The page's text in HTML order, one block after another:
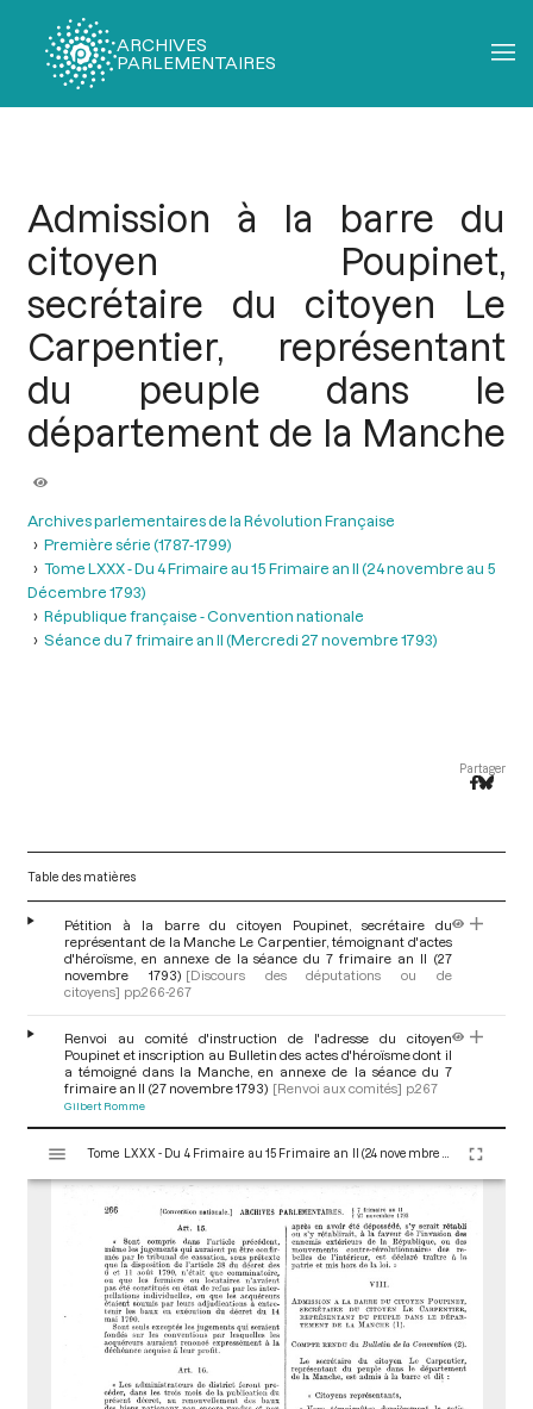
ARCHIVES
PARLEMENTAIRES
Admission à la barre du
citoyen Poupinet,
secrétaire du citoyen Le
Carpentier, représentant
du peuple dans le
département de la Manche
Archives parlementaires de la Révolution Française
Première série (1787-1799)
Tome LXXX - Du 4 Frimaire au 15 Frimaire an II (24 novembre au 5
Décembre 1793)
République française - Convention nationale
Séance du 7 frimaire an II (Mercredi 27 novembre 1793)
Partager
Table des matières
Pétition à la barre du citoyen Poupinet, secrétaire du
représentant de la Manche Le Carpentier, témoignant d'actes
d'héroïsme, en annexe de la séance du 7 frimaire an II (27
novembre 1793) [Discours des députations ou de
citoyens] pp.266-267
Renvoi au comité d'instruction de l'adresse du citoyen
Poupinet et inscription au Bulletin des actes d'héroïsme dont il
a témoigné dans la Manche, en annexe de la séance du 7
frimaire an II (27 novembre 1793) [Renvoi aux comités] p.267
Gilbert Romme
s